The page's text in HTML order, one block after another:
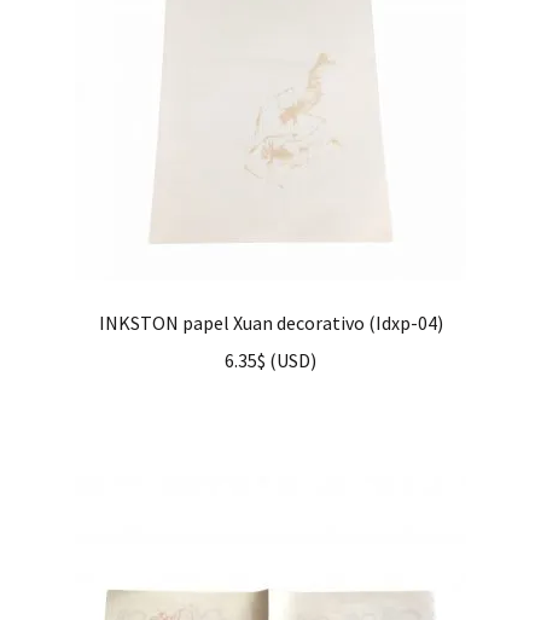
INKSTON papel Xuan decorativo (Idxp-04)
6.35$ (USD)